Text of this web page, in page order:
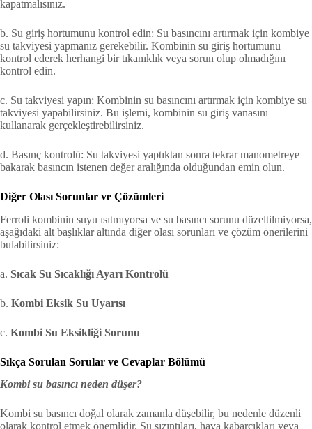
kapatmalısınız.
b. Su giriş hortumunu kontrol edin: Su basıncını artırmak için kombiye
su takviyesi yapmanız gerekebilir. Kombinin su giriş hortumunu
kontrol ederek herhangi bir tıkanıklık veya sorun olup olmadığını
kontrol edin.
c. Su takviyesi yapın: Kombinin su basıncını artırmak için kombiye su
takviyesi yapabilirsiniz. Bu işlemi, kombinin su giriş vanasını
kullanarak gerçekleştirebilirsiniz.
d. Basınç kontrolü: Su takviyesi yaptıktan sonra tekrar manometreye
bakarak basıncın istenen değer aralığında olduğundan emin olun.
Diğer Olası Sorunlar ve Çözümleri
Ferroli kombinin suyu ısıtmıyorsa ve su basıncı sorunu düzeltilmiyorsa,
aşağıdaki alt başlıklar altında diğer olası sorunları ve çözüm önerilerini
bulabilirsiniz:
a. Sıcak Su Sıcaklığı Ayarı Kontrolü
b. Kombi Eksik Su Uyarısı
c. Kombi Su Eksikliği Sorunu
Sıkça Sorulan Sorular ve Cevaplar Bölümü
Kombi su basıncı neden düşer?
Kombi su basıncı doğal olarak zamanla düşebilir, bu nedenle düzenli
olarak kontrol etmek önemlidir. Su sızıntıları, hava kabarcıkları veya